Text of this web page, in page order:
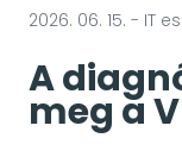
2026. 06. 15. - IT
A
meg a